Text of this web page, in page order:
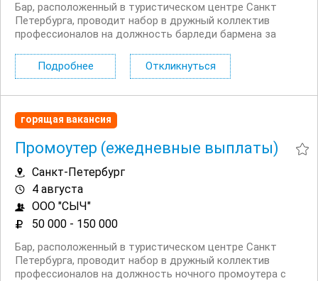
Бар, расположенный в туристическом центре Санкт
Петербурга, проводит набор в дружный коллектив
профессионалов на должность барледи бармена за
график работы, 2/2 с 19:00 до 07:00 (можно
подкорректировать). Опыт работы не обязателен, но
Подробнее Откликнуться
горящая вакансия
Промоутер (ежедневные выплаты)
Санкт-Петербург
4 августа
ООО "СЫЧ"
50 000 - 150 000
Бар, расположенный в туристическом центре Санкт
Петербурга, проводит набор в дружный коллектив
профессионалов на должность ночного промоутера с